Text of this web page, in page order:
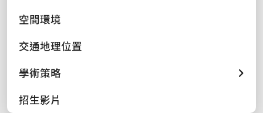
空間環境
交通地理位置
學術策略
招生影片